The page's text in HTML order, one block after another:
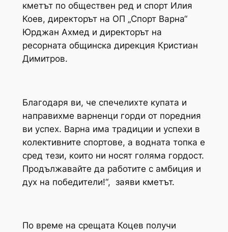
кметът по обществен ред и спорт Илия
Коев, директорът на ОП „Спорт Варна“
Юрджан Ахмед и директорът на
ресорната общинска дирекция Кристиан
Димитров.
Благодаря ви, че спечелихте купата и
направихме варненци горди от поредния
ви успех. Варна има традиции и успехи в
колективните спортове, а водната топка е
сред тези, които ни носят голяма гордост.
Продължавайте да работите с амбиция и
дух на победители!“, заяви кметът.
По време на срещата Коцев получи